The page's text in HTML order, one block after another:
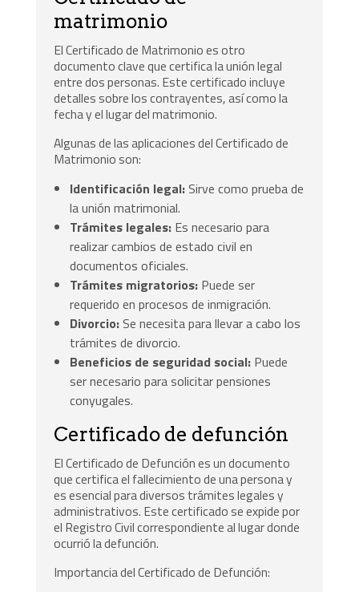
matrimonio
El Certificado de Matrimonio es otro
documento clave que certifica la unión legal
entre dos personas. Este certificado incluye
detalles sobre los contrayentes, así como la
fecha y el lugar del matrimonio.
Algunas de las aplicaciones del Certificado de
Matrimonio son:
Identificación legal: Sirve como prueba de
la unión matrimonial.
Trámites legales: Es necesario para
realizar cambios de estado civil en
documentos oficiales.
Trámites migratorios: Puede ser
requerido en procesos de inmigración.
Divorcio: Se necesita para llevar a cabo los
trámites de divorcio.
Beneficios de seguridad social: Puede
ser necesario para solicitar pensiones
conyugales.
Certificado de defunción
El Certificado de Defunción es un documento
que certifica el fallecimiento de una persona y
es esencial para diversos trámites legales y
administrativos. Este certificado se expide por
el Registro Civil correspondiente al lugar donde
ocurrió la defunción.
Importancia del Certificado de Defunción: